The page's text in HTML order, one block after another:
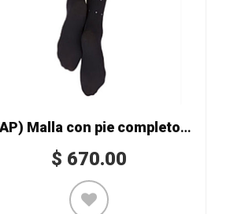
(CAP) Malla con pie completo Mod. 1869
$ 670.00